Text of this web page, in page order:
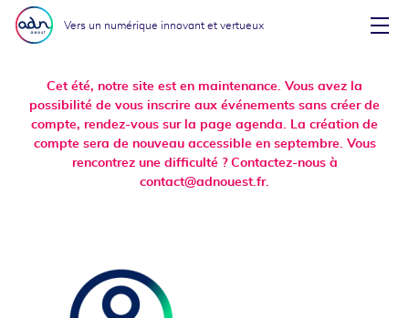
Aller au menu
Aller au contenu
Vers un numérique innovant et vertueux
Cet été, notre site est en maintenance. Vous avez la
possibilité de vous inscrire aux événements sans créer de
compte, rendez-vous sur la page agenda. La création de
compte sera de nouveau accessible en septembre. Vous
rencontrez une difficulté ? Contactez-nous à
contact@adnouest.fr.